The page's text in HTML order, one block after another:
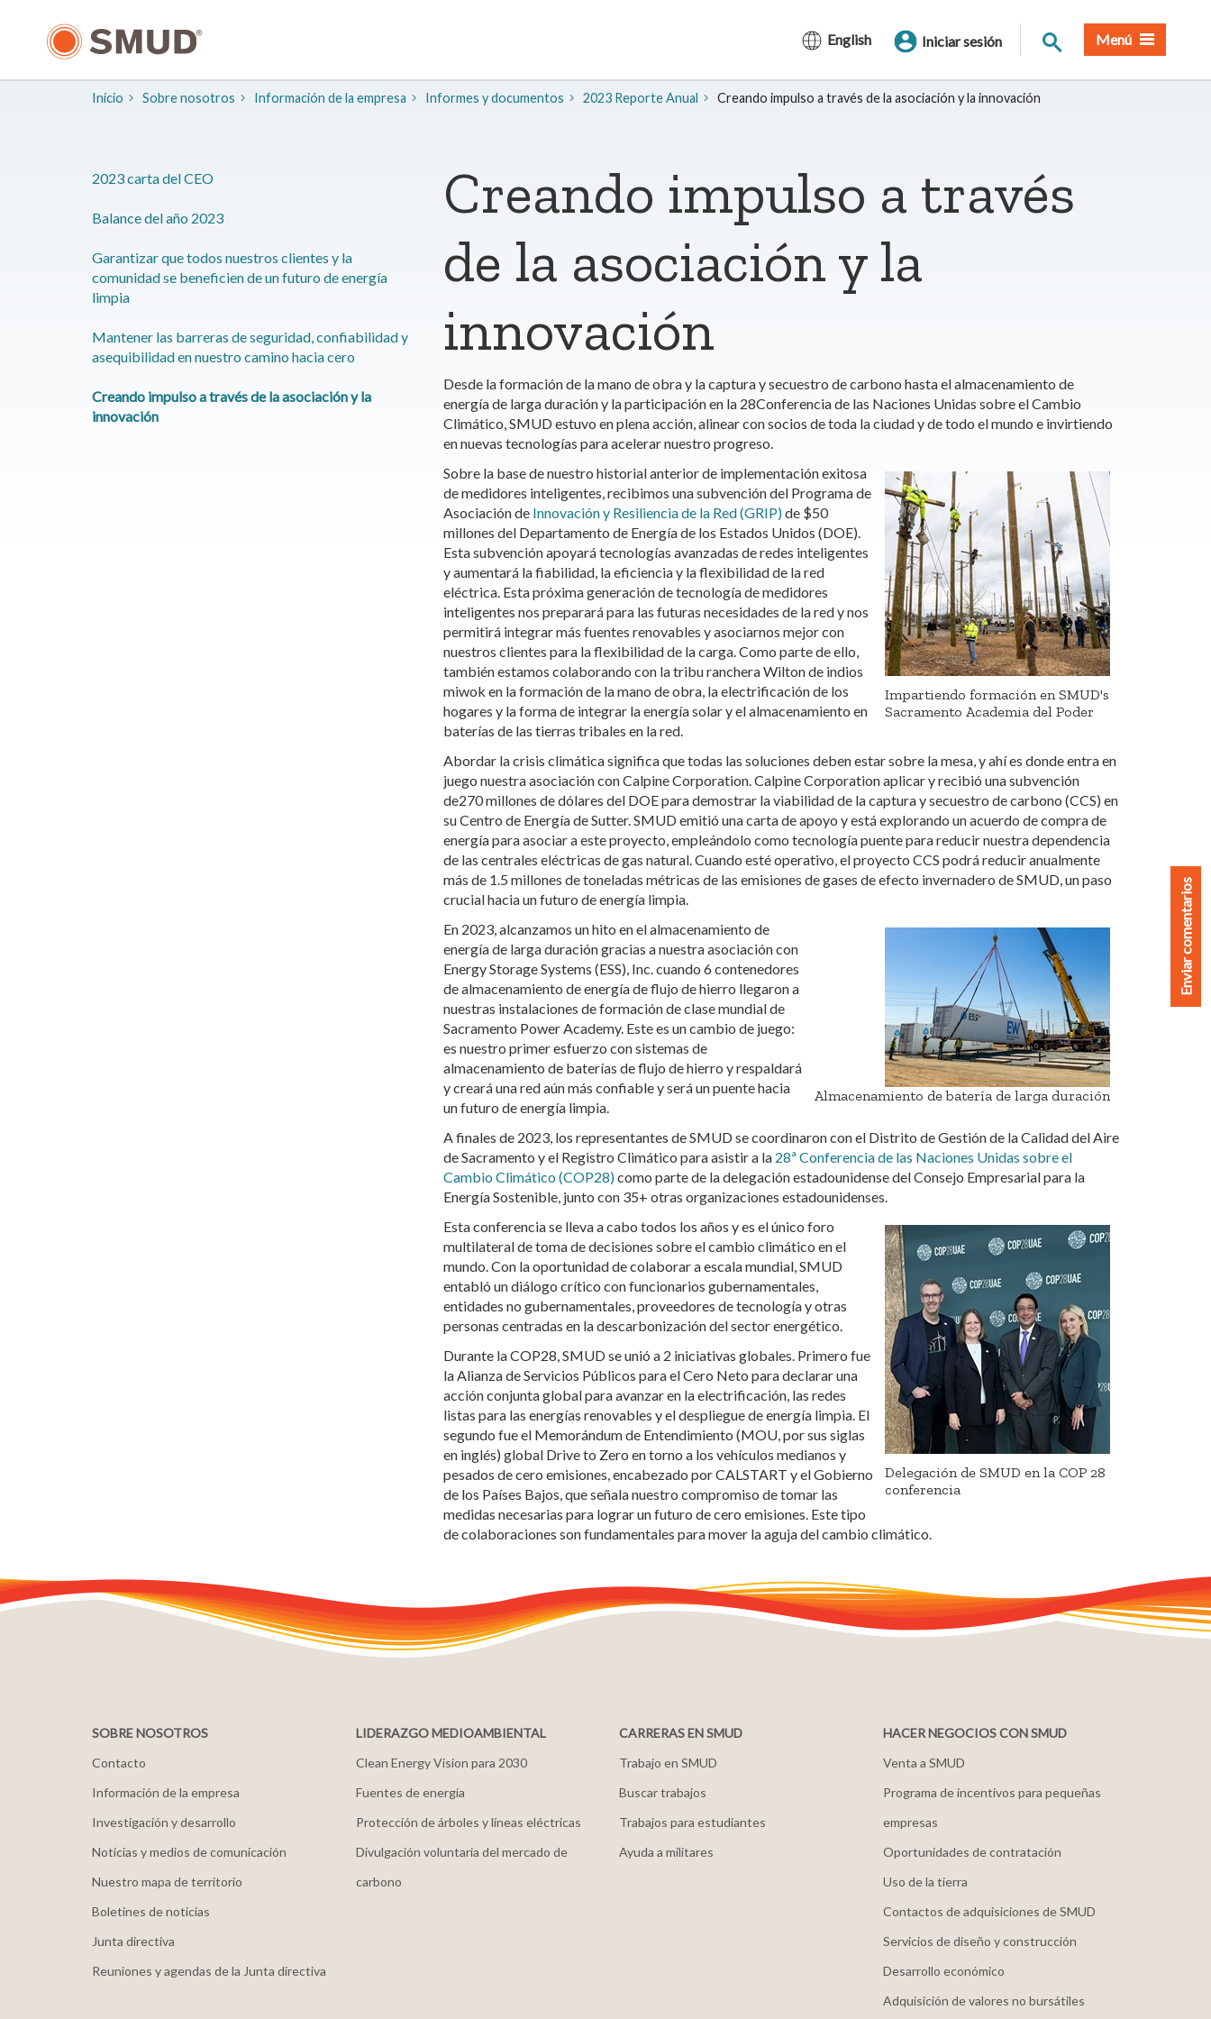
contenido
English Iniciar sesión Buscar en el sitio
Menú
Inicio Sobre nosotros Información de la empresa ​Informes y documentos 2023 Reporte Anual Creando impulso a través de la asociación y la innovación
Creando impulso a través
de la asociación y la
innovación
Desde la formación de la mano de obra y la captura y secuestro de carbono hasta el almacenamiento de
energía de larga duración y la participación en la 28Conferencia de las Naciones Unidas sobre el Cambio
Climático, SMUD estuvo en plena acción, alinear con socios de toda la ciudad y de todo el mundo e invirtiendo
en nuevas tecnologías para acelerar nuestro progreso.
Impartiendo formación en SMUD's
Sacramento Academia del Poder
Sobre la base de nuestro historial anterior de implementación exitosa
de medidores inteligentes, recibimos una subvención del Programa de
Asociación de Innovación y Resiliencia de la Red (GRIP)de $50
millones del Departamento de Energía de los Estados Unidos (DOE).
Esta subvención apoyará tecnologías avanzadas de redes inteligentes
y aumentará la fiabilidad, la eficiencia y la flexibilidad de la red
eléctrica. Esta próxima generación de tecnología de medidores
inteligentes nos preparará para las futuras necesidades de la red y nos
permitirá integrar más fuentes renovables y asociarnos mejor con
nuestros clientes para la flexibilidad de la carga. Como parte de ello,
también estamos colaborando con la tribu ranchera Wilton de indios
miwok en la formación de la mano de obra, la electrificación de los
hogares y la forma de integrar la energía solar y el almacenamiento en
baterías de las tierras tribales en la red.
Abordar la crisis climática significa que todas las soluciones deben estar sobre la mesa, y ahí es donde entra en
juego nuestra asociación con Calpine Corporation. Calpine Corporation aplicar y recibió una subvención
de270 millones de dólares del DOE para demostrar la viabilidad de la captura y secuestro de carbono (CCS) en
su Centro de Energía de Sutter. SMUD emitió una carta de apoyo y está explorando un acuerdo de compra de
energía para asociar a este proyecto, empleándolo como tecnología puente para reducir nuestra dependencia
de las centrales eléctricas de gas natural. Cuando esté operativo, el proyecto CCS podrá reducir anualmente
más de 1.5 millones de toneladas métricas de las emisiones de gases de efecto invernadero de SMUD, un paso
crucial hacia un futuro de energía limpia.
Almacenamiento de batería de larga duración
En 2023, alcanzamos un hito en el almacenamiento de
energía de larga duración gracias a nuestra asociación con
Energy Storage Systems (ESS), Inc. cuando 6 contenedores
de almacenamiento de energía de flujo de hierro llegaron a
nuestras instalaciones de formación de clase mundial de
Sacramento Power Academy. Este es un cambio de juego:
es nuestro primer esfuerzo con sistemas de
almacenamiento de baterías de flujo de hierro y respaldará
y creará una red aún más confiable y será un puente hacia
un futuro de energía limpia.
A finales de 2023, los representantes de SMUD se coordinaron con el Distrito de Gestión de la Calidad del Aire
de Sacramento y el Registro Climático para asistir a la 28ª Conferencia de las Naciones Unidas sobre el
Cambio Climático (COP28)como parte de la delegación estadounidense del Consejo Empresarial para la
Energía Sostenible, junto con 35+ otras organizaciones estadounidenses.
Delegación de SMUD en la COP 28
conferencia
Esta conferencia se lleva a cabo todos los años y es el único foro
multilateral de toma de decisiones sobre el cambio climático en el
mundo. Con la oportunidad de colaborar a escala mundial, SMUD
entabló un diálogo crítico con funcionarios gubernamentales,
entidades no gubernamentales, proveedores de tecnología y otras
personas centradas en la descarbonización del sector energético.
Durante la COP28, SMUD se unió a 2 iniciativas globales. Primero fue
la Alianza de Servicios Públicos para el Cero Neto para declarar una
acción conjunta global para avanzar en la electrificación, las redes
listas para las energías renovables y el despliegue de energía limpia. El
segundo fue el Memorándum de Entendimiento (MOU, por sus siglas
en inglés) global Drive to Zero en torno a los vehículos medianos y
pesados de cero emisiones, encabezado por CALSTART y el Gobierno
de los Países Bajos, que señala nuestro compromiso de tomar las
medidas necesarias para lograr un futuro de cero emisiones. Este tipo
de colaboraciones son fundamentales para mover la aguja del cambio climático.
2023 carta del CEO
Balance del año 2023
Garantizar que todos nuestros clientes y la
comunidad se beneficien de un futuro de energía
limpia
Mantener las barreras de seguridad, confiabilidad y
asequibilidad en nuestro camino hacia cero
Creando impulso a través de la asociación y la
innovación
SOBRE NOSOTROS
Contacto
Información de la empresa
Investigación y desarrollo
Noticias y medios de comunicación
Nuestro mapa de territorio
Boletines de noticias
Junta directiva
Reuniones y agendas de la Junta directiva
LIDERAZGO MEDIOAMBIENTAL
Clean Energy Vision para 2030
Fuentes de energía
Protección de árboles y líneas eléctricas
Divulgación voluntaria del mercado de
carbono
CARRERAS EN SMUD
Trabajo en SMUD
Buscar trabajos
Trabajos para estudiantes
Ayuda a militares
HACER NEGOCIOS CON SMUD
Venta a SMUD
Programa de incentivos para pequeñas
empresas
Oportunidades de contratación
Uso de la tierra
Contactos de adquisiciones de SMUD
Servicios de diseño y construcción
Desarrollo económico
Adquisición de valores no bursátiles
Enviar comentarios